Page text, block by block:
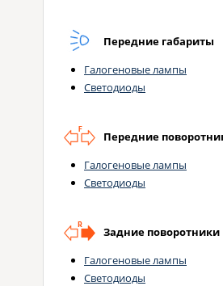
Передние габариты
Галогеновые лампы
Светодиоды
Передние
Галогеновые лампы
Светодиоды
Задние поворотники
Галогеновые лампы
Светодиоды